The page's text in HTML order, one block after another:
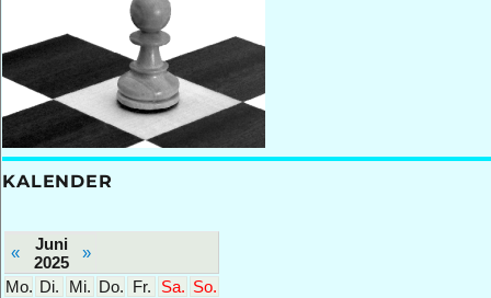
KALENDER
«
Juni
2025
»
Mo. Di. Mi. Do. Fr. Sa. So.